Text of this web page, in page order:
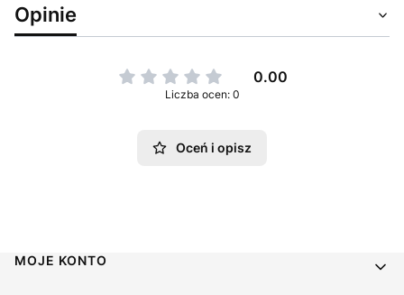
Opinie
0.00
Liczba ocen: 0
Oceń i opisz
Linki w stopce
MOJE KONTO